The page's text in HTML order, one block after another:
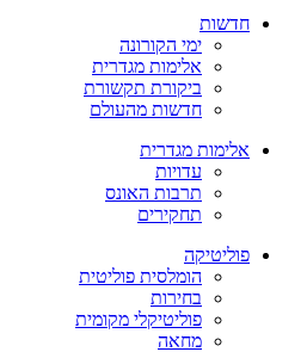
חדשות
ימי הקורונה
אלימות מגדרית
ביקורת תקשורת
חדשות מהעולם
אלימות מגדרית
עדויות
תרבות האונס
תחקירים
פוליטיקה
הומלסית פוליטית
בחירות
פוליטיקלי מקומית
מחאה